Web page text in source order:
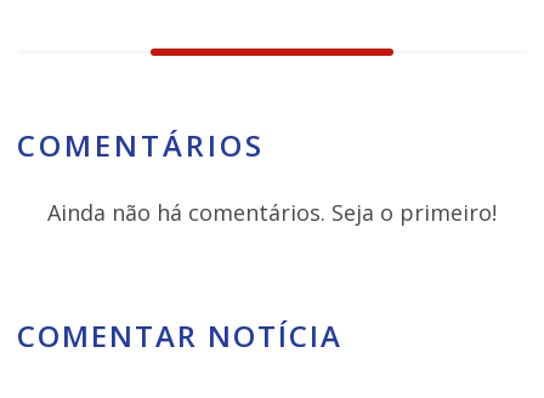
COMENTÁRIOS
Ainda não há comentários. Seja o primeiro!
COMENTAR NOTÍCIA